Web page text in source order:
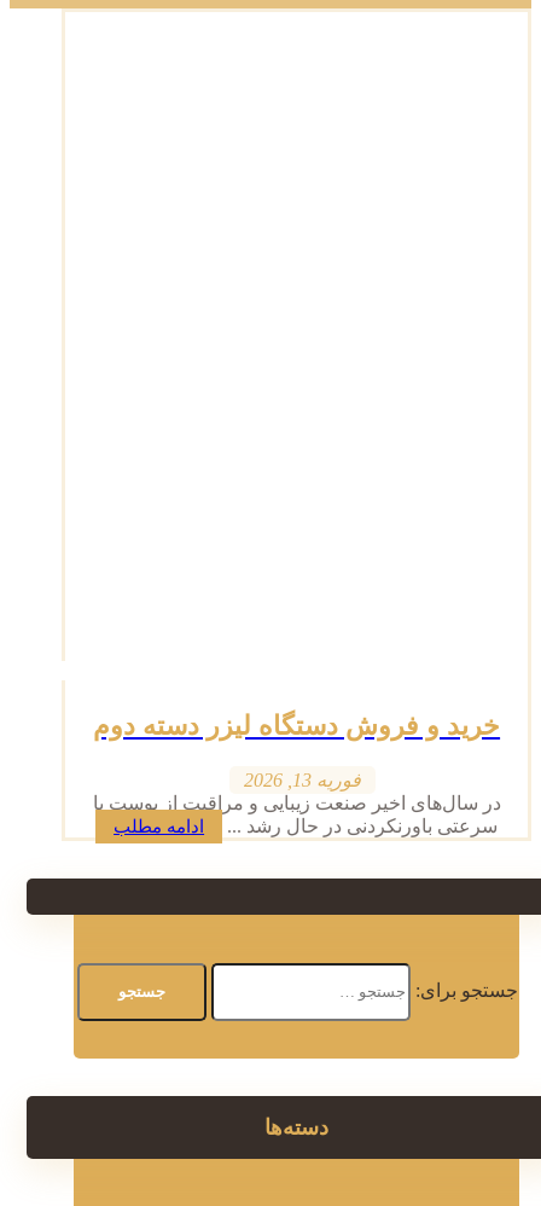
خرید و فروش دستگاه لیزر دسته دوم
فوریه 13, 2026
در سال‌های اخیر صنعت زیبایی و مراقبت از پوست با
سرعتی باورنکردنی در حال رشد ...
ادامه مطلب
جستجو برای:
دسته‌ها